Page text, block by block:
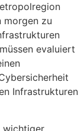
morgen zu
evaluiert
Infrastrukturen
wichtiger